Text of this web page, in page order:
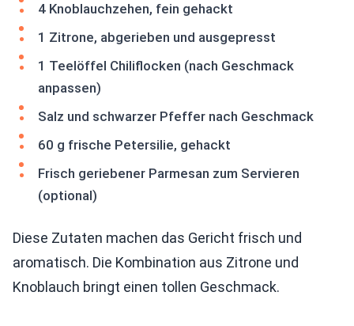
4 Knoblauchzehen, fein gehackt
1 Zitrone, abgerieben und ausgepresst
1 Teelöffel Chiliflocken (nach Geschmack
anpassen)
Salz und schwarzer Pfeffer nach Geschmack
60 g frische Petersilie, gehackt
Frisch geriebener Parmesan zum Servieren
(optional)
Diese Zutaten machen das Gericht frisch und
aromatisch. Die Kombination aus Zitrone und
Knoblauch bringt einen tollen Geschmack.